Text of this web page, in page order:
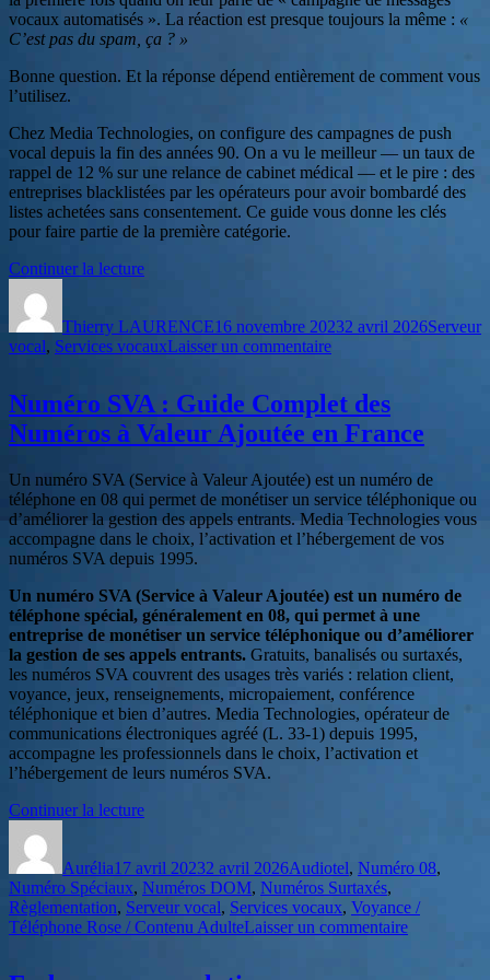
vocaux automatisés ». La réaction est presque toujours la même : «
C’est pas du spam, ça ? »
Bonne question. Et la réponse dépend entièrement de comment vous
l’utilisez.
Chez Media Technologies, on configure des campagnes de push
vocal depuis la fin des années 90. On a vu le meilleur — un taux de
rappel de 12 % sur une relance de cabinet médical — et le pire : des
entreprises blacklistées par les opérateurs pour avoir bombardé des
listes achetées sans consentement. Ce guide vous donne les clés
pour faire partie de la première catégorie.
Continuer la lecturede
en
France
Pratique,
Réglementation
et
Thierry LAURENCE16 novembre 20232 avril 2026Serveur
vocal, Services vocauxLaisser un commentairesur
en
France
:
Pratique,
Réglementation
et
Tarifs
Numéro SVA : Guide Complet des
Numéros à Valeur Ajoutée en France
Un numéro SVA (Service à Valeur Ajoutée) est un numéro de
téléphone en 08 qui permet de monétiser un service téléphonique ou
d’améliorer la gestion des appels entrants. Media Technologies vous
accompagne dans le choix, l’activation et l’hébergement de vos
numéros SVA depuis 1995.
Un numéro SVA (Service à Valeur Ajoutée) est un numéro de
téléphone spécial, généralement en 08, qui permet à une
entreprise de monétiser un service téléphonique ou d’améliorer
la gestion de ses appels entrants. Gratuits, banalisés ou surtaxés,
les numéros SVA couvrent des usages très variés : relation client,
voyance, jeux, renseignements, micropaiement, conférence
téléphonique et bien d’autres. Media Technologies, opérateur de
communications électroniques agréé (L. 33-1) depuis 1995,
accompagne les professionnels dans le choix, l’activation et
l’hébergement de leurs numéros SVA.
Continuer la lecturede
:
Guide
Complet
des
Aurélia17 avril 20232 avril 2026Audiotel, Numéro 08,
Numéro Spéciaux, Numéros DOM, Numéros Surtaxés,
Règlementation, Serveur vocal, Services vocaux, Voyance /
Téléphone Rose / Contenu AdulteLaisser un commentairesur